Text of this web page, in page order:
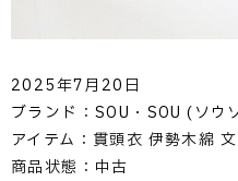
2025年7月20日
ブランド：SOU・SOU (ソウ
アイテム：貫頭衣 伊勢木綿
商品状態：中古